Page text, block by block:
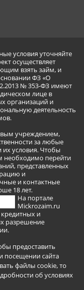
условия уточняйте
осуществляет
взять займ, и
ФЗ «О
№ 353-ФЗ имеют
лице в
организаций и
деятельность
учреждением,
за любые
условия. Чтобы
необходимо перейти
представленных
и
и контактные
18 лет.
На портале
Mickrozaim.ru
и
разрешение
предоставить
посещении сайта
файлы cookie, то
об условиях